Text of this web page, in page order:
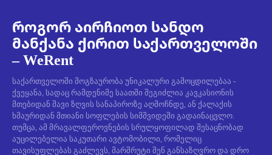
როგორ აირჩიოთ სანდო
მანქანა ქირით საქართველოში
– WeRent
საქართველოში მოგზაურობა უნიკალური გამოცდილებაა -
ქვეყანა, სადაც რამდენიმე საათში შეგიძლია კავკასიონის
მთებიდან შავი ზღვის სანაპიროზე აღმოჩნდე, ან ქალაქის
ხმაურიდან მთიანი სოფლების სიმშვიდეში გადაინაცვლო.
თუმცა, ამ მრავალფეროვნების სრულყოფილად შესაცნობად
აუცილებელია საკუთარი ავტომობილი, რომელიც
თავისუფლებას გაძლევს, მარშრუტი შენ განსაზღვრო და დრო